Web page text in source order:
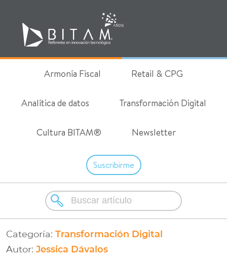
Armonía Fiscal Retail & CPG
Analítica de datos Transformación Digital
Cultura BITAM® Newsletter
Suscribirme
Categoría: Transformación Digital
Autor: Jessica Dávalos